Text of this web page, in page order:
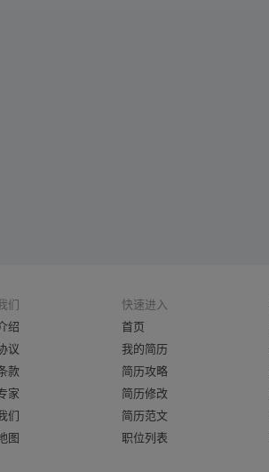
们
绍
议
款
家
们
图
快速进入
首页
我的简历
简历攻略
简历修改
简历范文
职位列表